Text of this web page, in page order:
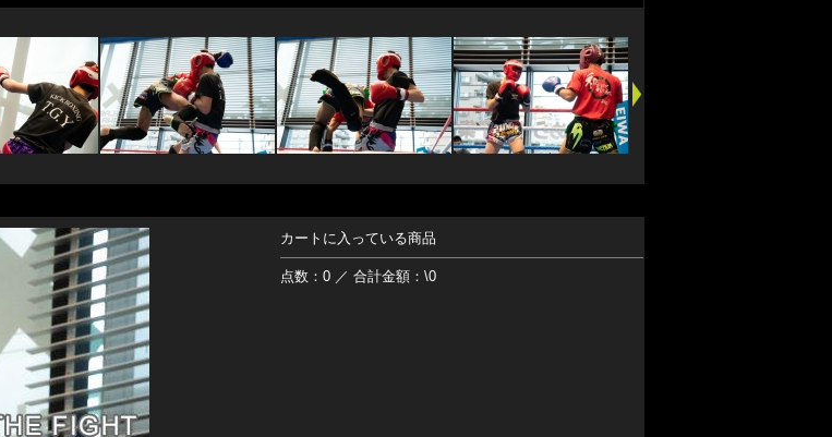
カートに入っている商品
点数：0 ／ 合計金額：\0